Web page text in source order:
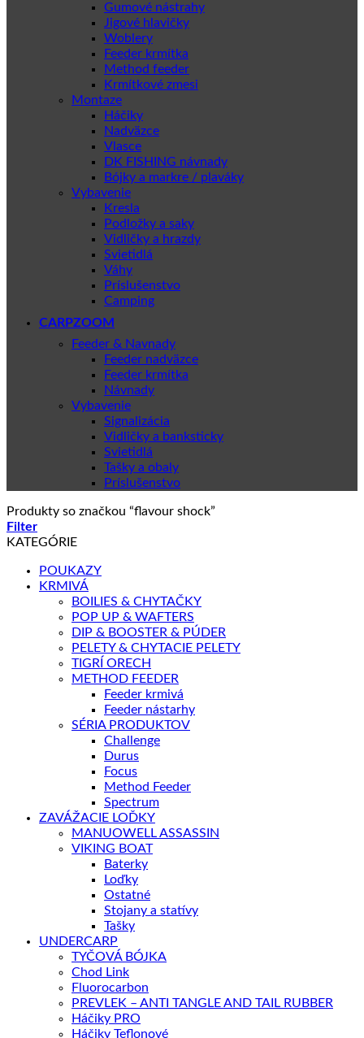
Gumové nástrahy
Jigové hlavičky
Woblery
Feeder krmítka
Method feeder
Krmítkové zmesi
Montaze
Háčiky
Nadväzce
Vlasce
DK FISHING návnady
Bójky a markre / plaváky
Vybavenie
Kresla
Podložky a saky
Vidličky a hrazdy
Svietidlá
Váhy
Príslušenstvo
Camping
CARPZOOM
Feeder & Navnady
Feeder nadväzce
Feeder krmítka
Návnady
Vybavenie
Signalizácia
Vidličky a banksticky
Svietidlá
Tašky a obaly
Príslušenstvo
Produkty so značkou “flavour shock”
Filter
KATEGÓRIE
POUKAZY
KRMIVÁ
BOILIES & CHYTAČKY
POP UP & WAFTERS
DIP & BOOSTER & PÚDER
PELETY & CHYTACIE PELETY
TIGRÍ ORECH
METHOD FEEDER
Feeder krmivá
Feeder nástarhy
SÉRIA PRODUKTOV
Challenge
Durus
Focus
Method Feeder
Spectrum
ZAVÁŽACIE LOĎKY
MANUOWELL ASSASSIN
VIKING BOAT
Baterky
Loďky
Ostatné
Stojany a statívy
Tašky
UNDERCARP
TYČOVÁ BÓJKA
Chod Link
Fluorocarbon
PREVLEK – ANTI TANGLE AND TAIL RUBBER
Háčiky PRO
Háčiky Teflonové